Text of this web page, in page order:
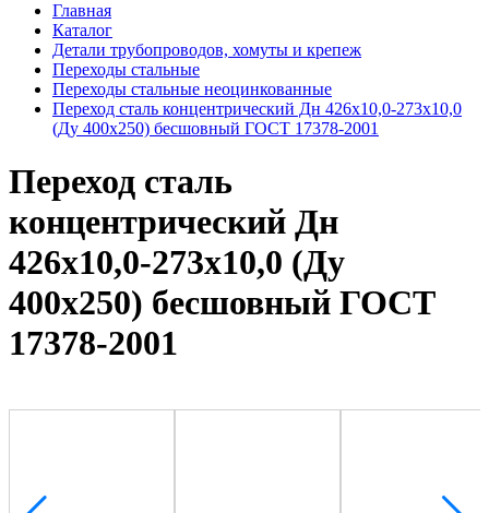
Главная
Каталог
Детали трубопроводов, хомуты и крепеж
Переходы стальные
Переходы стальные неоцинкованные
Переход сталь концентрический Дн 426х10,0-273х10,0
(Ду 400х250) бесшовный ГОСТ 17378-2001
Переход сталь
концентрический Дн
426х10,0-273х10,0 (Ду
400х250) бесшовный ГОСТ
17378-2001